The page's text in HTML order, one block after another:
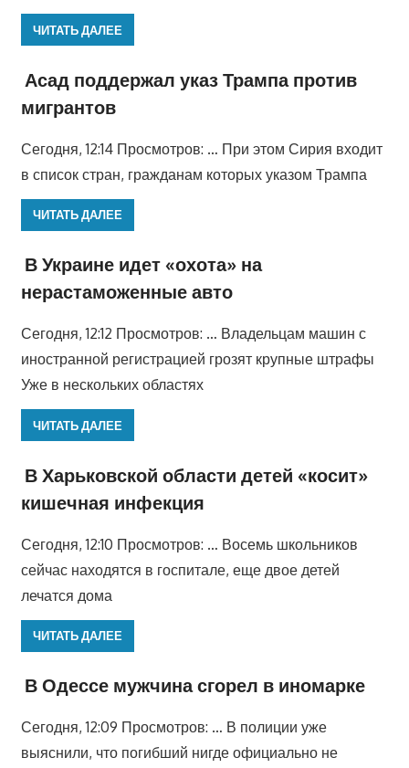
ЧИТАТЬ ДАЛЕЕ
Асад поддержал указ Трампа против
мигрантов
Сегодня, 12:14 Просмотров: … При этом Сирия входит
в список стран, гражданам которых указом Трампа
ЧИТАТЬ ДАЛЕЕ
В Украине идет «охота» на
нерастаможенные авто
Сегодня, 12:12 Просмотров: … Владельцам машин с
иностранной регистрацией грозят крупные штрафы
Уже в нескольких областях
ЧИТАТЬ ДАЛЕЕ
В Харьковской области детей «косит»
кишечная инфекция
Сегодня, 12:10 Просмотров: … Восемь школьников
сейчас находятся в госпитале, еще двое детей
лечатся дома
ЧИТАТЬ ДАЛЕЕ
В Одессе мужчина сгорел в иномарке
Сегодня, 12:09 Просмотров: … В полиции уже
выяснили, что погибший нигде официально не